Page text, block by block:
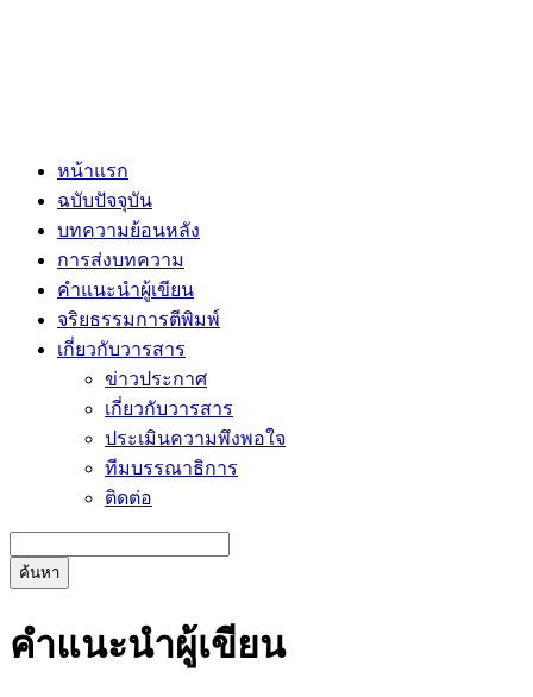
หน้าแรก
ฉบับปัจจุบัน
บทความย้อนหลัง
การส่งบทความ
คำแนะนำผู้เขียน
จริยธรรมการตีพิมพ์
เกี่ยวกับวารสาร
ข่าวประกาศ
เกี่ยวกับวารสาร
ประเมินความพึงพอใจ
ทีมบรรณาธิการ
ติดต่อ
ค้นหา
คำแนะนำผู้เขียน